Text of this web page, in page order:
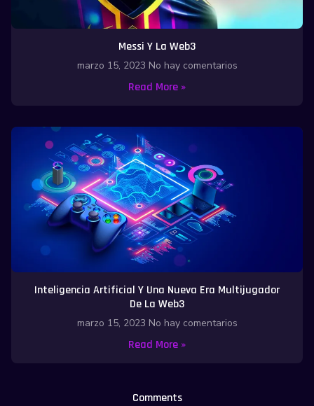
Messi Y La Web3
marzo 15, 2023 No hay comentarios
Read More »
Inteligencia Artificial Y Una Nueva Era Multijugador
De La Web3
marzo 15, 2023 No hay comentarios
Read More »
Comments